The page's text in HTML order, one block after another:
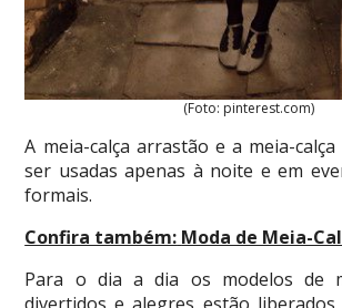
(Foto: pinterest.com)
A meia-calça arrastão e a meia-
ser usadas apenas à noite e em
formais.
Confira também: Moda de Meia-
Para o dia a dia os modelos de